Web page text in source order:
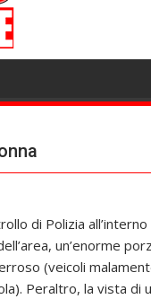
di Polizia all’interno
un’enorme
(veicoli
Peraltro, la vista di